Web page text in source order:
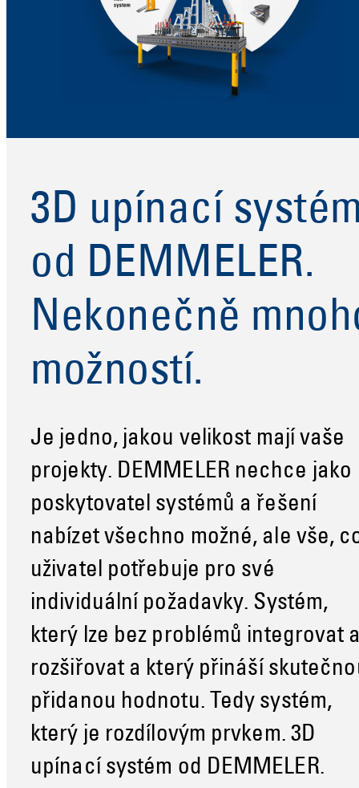
3D upínací
od DEMMELER.
Nekonečně
možností.
Je jedno, jakou velikost mají vaše
projekty. DEMMELER nechce jako
poskytovatel systémů a řešení
nabízet všechno možné, ale vše,
uživatel potřebuje pro své
individuální požadavky. Systém,
který lze bez problémů integrovat
rozšiřovat a který přináší
přidanou hodnotu. Tedy systém,
který je rozdílovým prvkem. 3D
upínací systém od DEMMELER.